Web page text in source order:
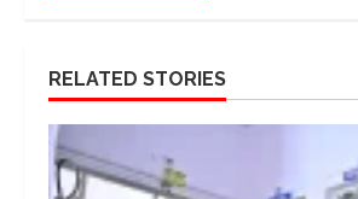
RELATED STORIES